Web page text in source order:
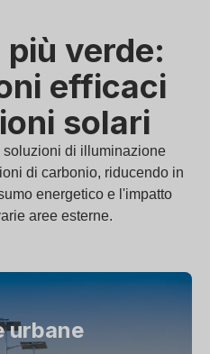
verde:
efficaci
solari
soluzioni di illuminazione
di carbonio, riducendo in
energetico e l'impatto
aree esterne.
urbane